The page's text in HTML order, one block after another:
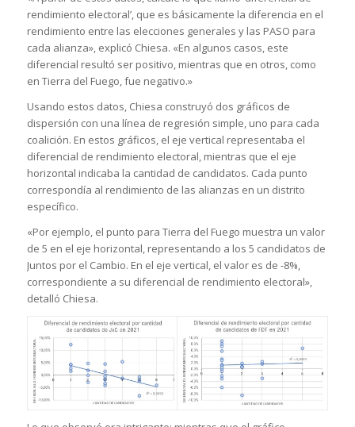
rendimiento electoral’, que es básicamente la diferencia en el
rendimiento entre las elecciones generales y las PASO para
cada alianza», explicó Chiesa. «En algunos casos, este
diferencial resultó ser positivo, mientras que en otros, como
en Tierra del Fuego, fue negativo.»
Usando estos datos, Chiesa construyó dos gráficos de
dispersión con una línea de regresión simple, uno para cada
coalición. En estos gráficos, el eje vertical representaba el
diferencial de rendimiento electoral, mientras que el eje
horizontal indicaba la cantidad de candidatos. Cada punto
correspondía al rendimiento de las alianzas en un distrito
específico.
«Por ejemplo, el punto para Tierra del Fuego muestra un valor
de 5 en el eje horizontal, representando a los 5 candidatos de
Juntos por el Cambio. En el eje vertical, el valor es de -8%,
correspondiente a su diferencial de rendimiento electoral»,
detalló Chiesa.